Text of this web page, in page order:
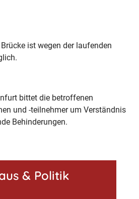
ist wegen der laufenden
bittet die betroffenen
und -teilnehmer um Verständnis
Behinderungen.
& Politik